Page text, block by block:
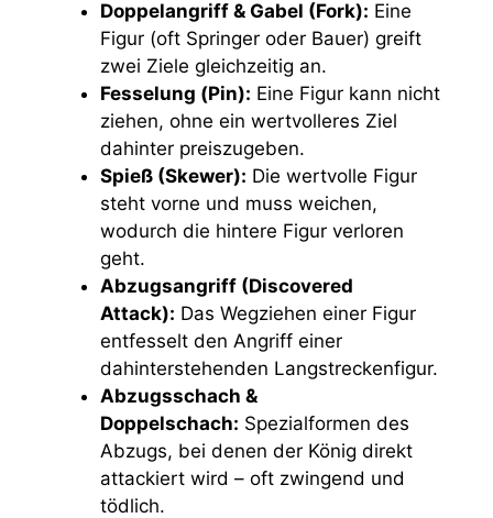
Doppelangriff & Gabel (Fork): Eine
Figur (oft Springer oder Bauer) greift
zwei Ziele gleichzeitig an.
Fesselung (Pin): Eine Figur kann nicht
ziehen, ohne ein wertvolleres Ziel
dahinter preiszugeben.
Spieß (Skewer): Die wertvolle Figur
steht vorne und muss weichen,
wodurch die hintere Figur verloren
geht.
Abzugsangriff (Discovered
Attack): Das Wegziehen einer Figur
entfesselt den Angriff einer
dahinterstehenden Langstreckenfigur.
Abzugsschach &
Doppelschach: Spezialformen des
Abzugs, bei denen der König direkt
attackiert wird – oft zwingend und
tödlich.